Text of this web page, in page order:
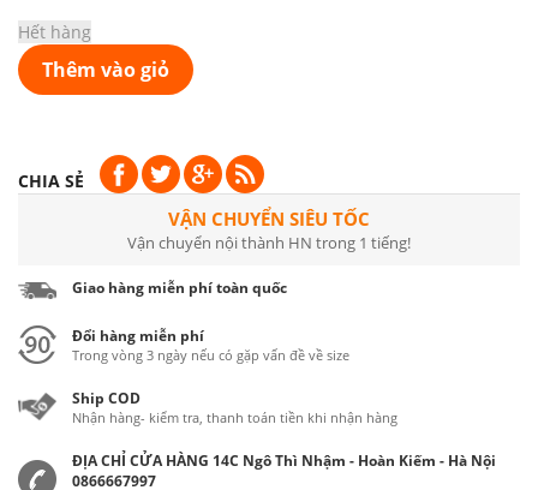
Hết hàng
Thêm vào giỏ
CHIA SẺ
VẬN CHUYỂN SIÊU TỐC
Vận chuyển nội thành HN trong 1 tiếng!
Giao hàng miễn phí toàn quốc
Đổi hàng miễn phí
Trong vòng 3 ngày nếu có gặp vấn đề về size
Ship COD
Nhận hàng- kiểm tra, thanh toán tiền khi nhận hàng
ĐỊA CHỈ CỬA HÀNG 14C Ngô Thì Nhậm - Hoàn Kiếm - Hà Nội
0866667997